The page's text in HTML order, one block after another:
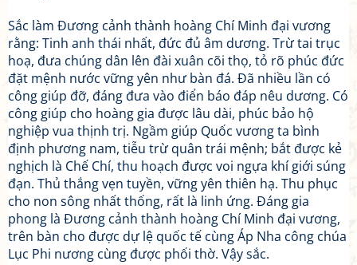
Sắc làm Đương cảnh thành hoàng Chí Minh đại vương
rằng: Tinh anh thái nhất, đức đủ âm dương. Trừ tai trục
hoạ, đưa chúng dân lên đài xuân cõi thọ, tỏ rõ phúc đức
đặt mệnh nước vững yên như bàn đá. Đã nhiều lần có
công giúp đỡ, đáng đưa vào điển báo đáp nêu dương. Có
công giúp cho hoàng gia được lâu dài, phúc bảo hộ
nghiệp vua thịnh trị. Ngầm giúp Quốc vương ta bình
định phương nam, tiễu trừ quân trái mệnh; bắt được kẻ
nghịch là Chế Chí, thu hoạch được voi ngựa khí giới súng
đạn. Thủ thắng vẹn tuyền, vững yên thiên hạ. Thu phục
cho non sông nhất thống, rất là linh ứng. Đáng gia
phong là Đương cảnh thành hoàng Chí Minh đại vương,
trên bàn cho được dự lệ quốc tế cùng Áp Nha công chúa
Lục Phi nương cùng được phối thờ. Vậy sắc.